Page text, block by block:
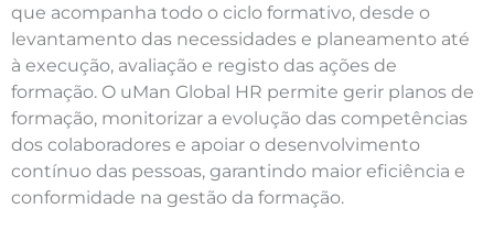
que acompanha todo o ciclo formativo, desde o
levantamento das necessidades e planeamento até
à execução, avaliação e registo das ações de
formação. O uMan Global HR permite gerir planos de
formação, monitorizar a evolução das competências
dos colaboradores e apoiar o desenvolvimento
contínuo das pessoas, garantindo maior eficiência e
conformidade na gestão da formação.